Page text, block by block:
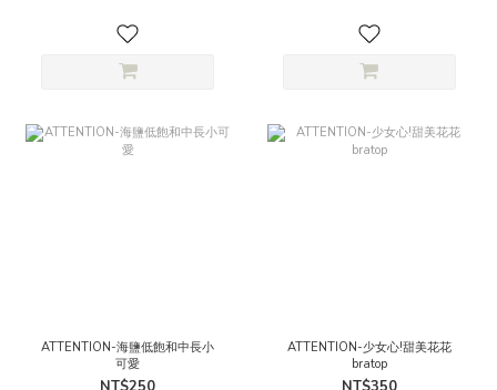
ATTENTION-海鹽低飽和中長小
可愛
ATTENTION-少女心!甜美花花
bratop